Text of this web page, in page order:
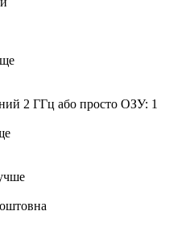
2 ГГц або просто ОЗУ: 1